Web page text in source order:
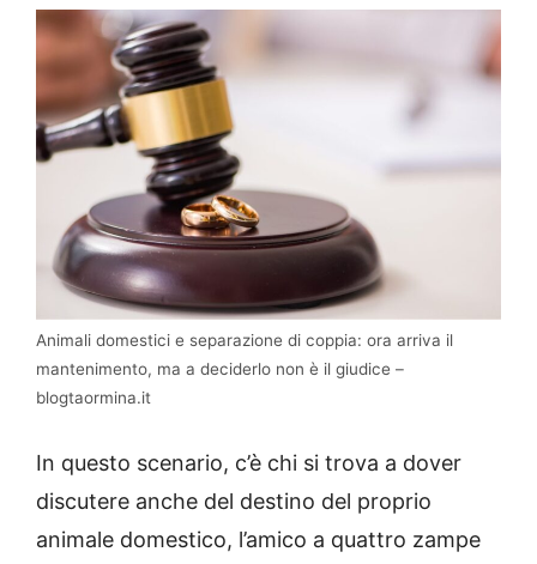
Animali domestici e separazione di coppia: ora arriva il
mantenimento, ma a deciderlo non è il giudice –
blogtaormina.it
In questo scenario, c’è chi si trova a dover
discutere anche del destino del proprio
animale domestico, l’amico a quattro zampe